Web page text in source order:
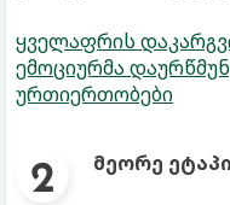
ყველაფრის
ემოციურმა
ურთიერთობები
მეორე